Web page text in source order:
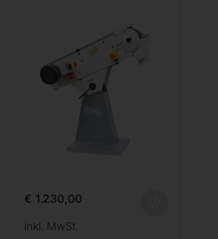
€ 1.230,00
inkl. MwSt.